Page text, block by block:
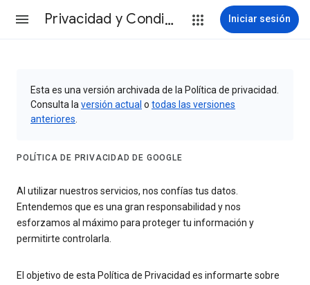
Privacidad y Condiciones Iniciar sesión
Esta es una versión archivada de la Política de privacidad.
Consulta la versión actual o todas las versiones
anteriores
POLÍTICA DE PRIVACIDAD DE GOOGLE
Al utilizar nuestros servicios, nos confías tus datos.
Entendemos que es una gran responsabilidad y nos
esforzamos al máximo para proteger tu información y
permitirte controlarla.
El objetivo de esta Política de Privacidad es informarte sobre